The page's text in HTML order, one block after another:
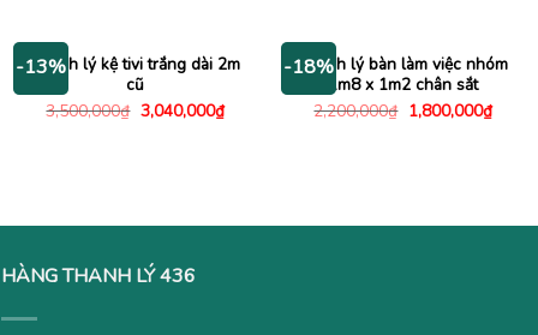
-13%
Thanh lý kệ tivi trắng dài 2m
cũ
3,500,000₫ Giá
gốc
3,040,000₫Giá
hiện
-18%
Thanh lý bàn làm việc nhóm
1m8 x 1m2 chân sắt
2,200,000₫ Giá
gốc
1,800,000₫Giá
hiện
HÀNG THANH LÝ 436